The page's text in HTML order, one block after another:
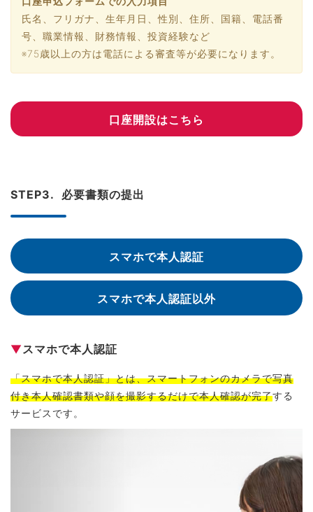
氏名、フリガナ、生年月日、性別、住所、国籍、電話番
号、職業情報、財務情報、投資経験など
※75歳以上の方は電話による審査等が必要になります。
口座開設はこちら
STEP3. 必要書類の提出
スマホで本人認証
スマホで本人認証以外
▼スマホで本人認証
「スマホで本人認証」とは、スマートフォンのカメラで写真
付き本人確認書類や顔を撮影するだけで本人確認が完了する
サービスです。